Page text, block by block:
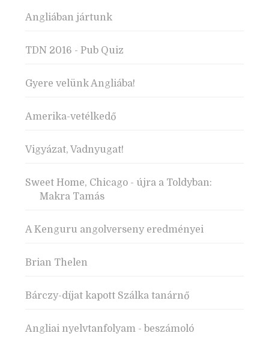
Angliában jártunk
TDN 2016 - Pub Quiz
Gyere velünk Angliába!
Amerika-vetélkedő
Vigyázat, Vadnyugat!
Sweet Home, Chicago - újra a Toldyban:
Makra Tamás
A Kenguru angolverseny eredményei
Brian Thelen
Bárczy-díjat kapott Szálka tanárnő
Angliai nyelvtanfolyam - beszámoló